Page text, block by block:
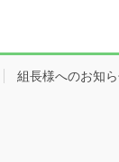
組長様へのお知